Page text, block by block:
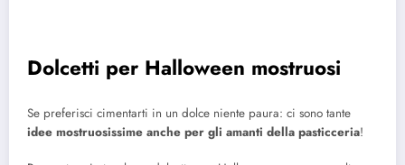
Dolcetti per Halloween mostruosi
Se preferisci cimentarti in un dolce niente paura: ci sono tante
idee mostruosissime anche per gli amanti della pasticceria!